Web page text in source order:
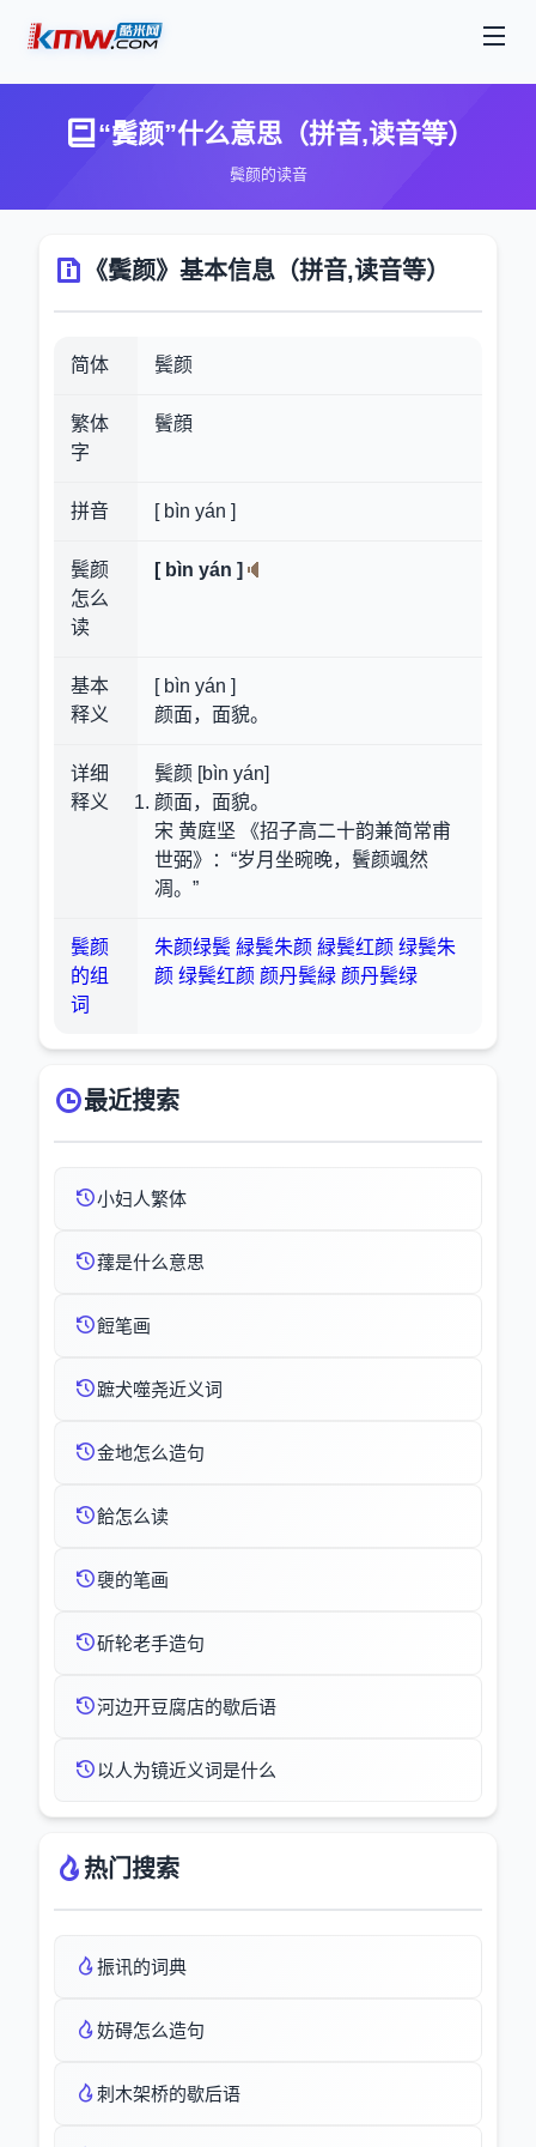
“鬓颜”什么意思（拼音,读音等）
鬓颜的读音
《鬓颜》基本信息（拼音,读音等）
简体 鬓颜
繁体
字
鬢顔
拼音 [ bìn yán ]
鬓颜
怎么
读
[ bìn yán ]
基本
释义
[ bìn yán ]
颜面，面貌。
详细
释义
鬓颜 [bìn yán]
颜面，面貌。
宋 黄庭坚 《招子高二十韵兼简常甫
世弼》：“岁月坐晼晚，鬢颜颯然
凋。”
鬓颜
的组
词
朱颜绿鬓 緑鬓朱颜 緑鬓红颜 绿鬓朱
颜 绿鬓红颜 颜丹鬓緑 颜丹鬓绿
最近搜索
小妇人繁体
蘀是什么意思
餖笔画
蹠犬噬尧近义词
金地怎么造句
餄怎么读
褏的笔画
斫轮老手造句
河边开豆腐店的歇后语
以人为镜近义词是什么
热门搜索
振讯的词典
妨碍怎么造句
刺木架桥的歇后语